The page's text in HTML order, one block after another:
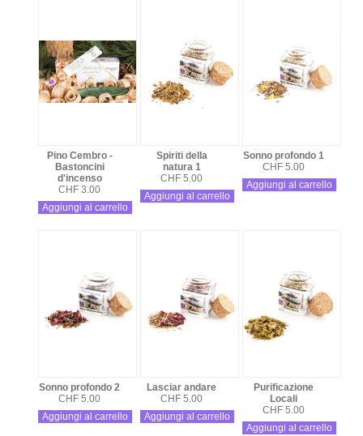
Pino Cembro -
Bastoncini
d'incenso
CHF 3.00
Aggiungi al carrello
Spiriti della
natura 1
CHF 5.00
Aggiungi al carrello
Sonno profondo 1
CHF 5.00
Aggiungi al carrello
Sonno profondo 2
CHF 5.00
Aggiungi al carrello
Lasciar andare
CHF 5.00
Aggiungi al carrello
Purificazione
Locali
CHF 5.00
Aggiungi al carrello